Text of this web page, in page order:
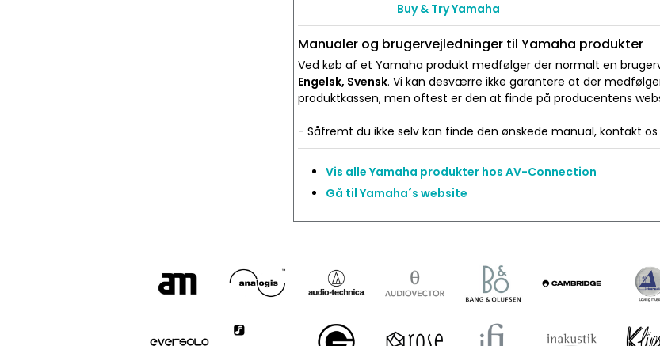
Buy & Try Yamaha
Manualer og brugervejledninger til Yamaha produkter
Ved køb af et Yamaha produkt medfølger der normalt en
Engelsk, Svensk. Vi kan desværre ikke garantere at der
produktkassen, men oftest er den at finde på producentens
- Såfremt du ikke selv kan finde den ønskede manual, kontakt
Vis alle Yamaha produkter hos AV-Connection
Gå til Yamaha´s website